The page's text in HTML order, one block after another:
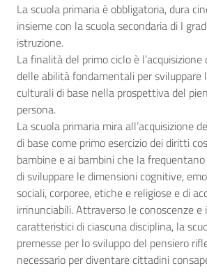
La scuola primaria è obbligatoria, dura
insieme con la scuola secondaria di I
istruzione.
La finalità del primo ciclo è
delle abilità fondamentali per sviluppare
culturali di base nella prospettiva del
persona.
La scuola primaria mira all’acquisizione
di base come primo esercizio dei diritti
bambine e ai bambini che la
di sviluppare le dimensioni cognitive,
sociali, corporee, etiche e religiose e di
irrinunciabili. Attraverso le conoscenze e
caratteristici di ciascuna disciplina, la
premesse per lo sviluppo del pensiero
necessario per diventare cittadini